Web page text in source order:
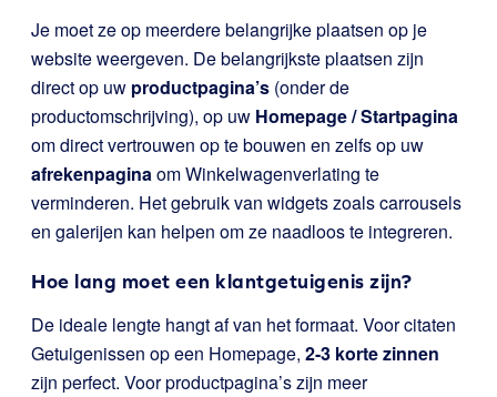
Je moet ze op meerdere belangrijke plaatsen op je
website weergeven. De belangrijkste plaatsen zijn
direct op uw productpagina’s (onder de
productomschrijving), op uw Homepage / Startpagina
om direct vertrouwen op te bouwen en zelfs op uw
afrekenpaginaom Winkelwagenverlating te
verminderen. Het gebruik van widgets zoals carrousels
en galerijen kan helpen om ze naadloos te integreren.
Hoe lang moet een klantgetuigenis zijn?
De ideale lengte hangt af van het formaat. Voor citaten
Getuigenissen op een Homepage, 2-3 korte zinnen
zijn perfect. Voor productpagina’s zijn meer